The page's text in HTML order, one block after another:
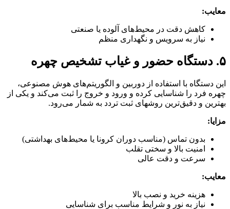
معایب:
کاهش دقت در محیط‌های آلوده یا صنعتی
نیاز به سرویس و نگهداری منظم
۵. دستگاه حضور و غیاب تشخیص چهره
این دستگاه با استفاده از دوربین و الگوریتم‌های هوش مصنوعی،
چهره فرد را شناسایی کرده و ورود و خروج را ثبت می‌کند و یکی از
بهترین و دقیق‌ترین روشهای ثبت تردد به شمار می‌رود.
مزایا:
بدون تماس (مناسب دوران کرونا یا محیط‌های بهداشتی)
امنیت بالا و سختی تقلب
سرعت و دقت عالی
معایب:
هزینه خرید و نصب بالا
نیاز به نور و شرایط مناسب برای شناسایی